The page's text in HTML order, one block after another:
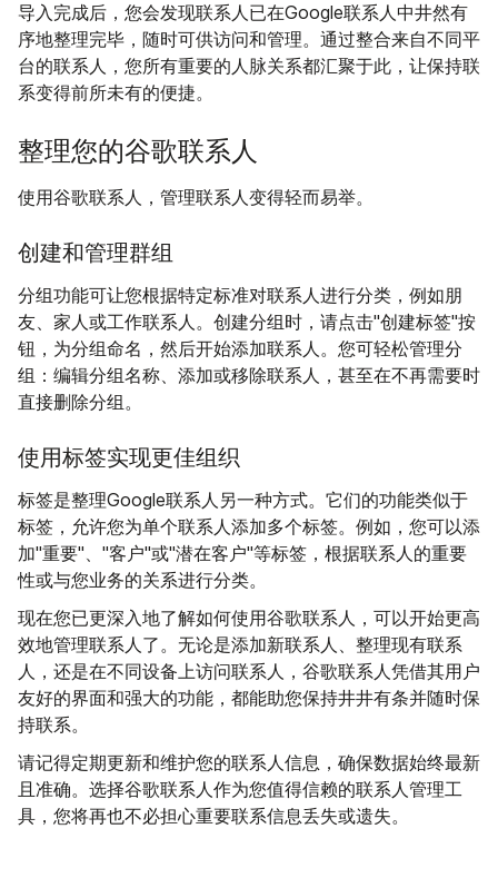
导入完成后，您会发现联系人已在Google联系人中井然有
序地整理完毕，随时可供访问和管理。通过整合来自不同平
台的联系人，您所有重要的人脉关系都汇聚于此，让保持联
系变得前所未有的便捷。
整理您的谷歌联系人
使用谷歌联系人，管理联系人变得轻而易举。
创建和管理群组
分组功能可让您根据特定标准对联系人进行分类，例如朋
友、家人或工作联系人。创建分组时，请点击"创建标签"按
钮，为分组命名，然后开始添加联系人。您可轻松管理分
组：编辑分组名称、添加或移除联系人，甚至在不再需要时
直接删除分组。
使用标签实现更佳组织
标签是整理Google联系人另一种方式。它们的功能类似于
标签，允许您为单个联系人添加多个标签。例如，您可以添
加"重要"、"客户"或"潜在客户"等标签，根据联系人的重要
性或与您业务的关系进行分类。
现在您已更深入地了解如何使用谷歌联系人，可以开始更高
效地管理联系人了。无论是添加新联系人、整理现有联系
人，还是在不同设备上访问联系人，谷歌联系人凭借其用户
友好的界面和强大的功能，都能助您保持井井有条并随时保
持联系。
请记得定期更新和维护您的联系人信息，确保数据始终最新
且准确。选择谷歌联系人作为您值得信赖的联系人管理工
具，您将再也不必担心重要联系信息丢失或遗失。